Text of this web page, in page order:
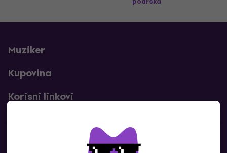
Muziker
Kupovina
Korisni linkovi
Kontakti